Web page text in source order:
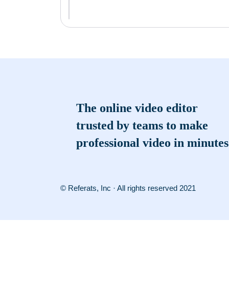
The online video editor
trusted by teams to make
professional video in minutes
© Referats, Inc · All rights reserved 2021